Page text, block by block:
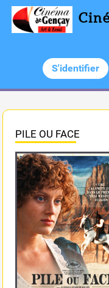
S'identifier
PILE OU FACE